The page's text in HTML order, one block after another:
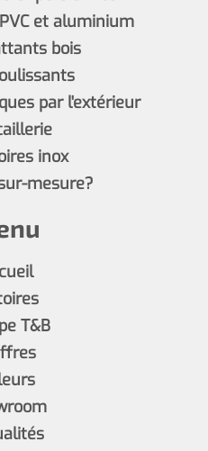
et aluminium
bois
par l'extérieur
inox
mesure?
T&B